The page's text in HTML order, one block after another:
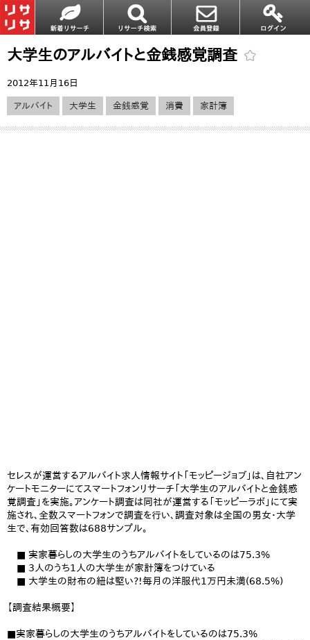
大学生のアルバイトと金銭感覚調査
2012年11月16日
アルバイト 大学生 金銭感覚 消費 家計簿
セレスが運営するアルバイト求人情報サイト「モッピージョブ」は、自社アン
ケートモニターにてスマートフォンリサーチ「大学生のアルバイトと金銭感
覚調査」を実施。アンケート調査は同社が運営する「モッピーラボ」にて実
施され、全数スマートフォンで調査を行い、調査対象は全国の男女・大学
生で、有効回答数は688サンプル。
■ 実家暮らしの大学生のうちアルバイトをしているのは75.3%
■ 3人のうち1人の大学生が家計簿をつけている
■ 大学生の財布の紐は堅い?!毎月の洋服代1万円未満(68.5%)
【調査結果概要】
■実家暮らしの大学生のうちアルバイトをしているのは75.3%